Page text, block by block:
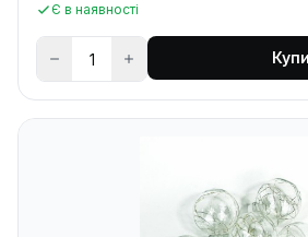
Є в наявності